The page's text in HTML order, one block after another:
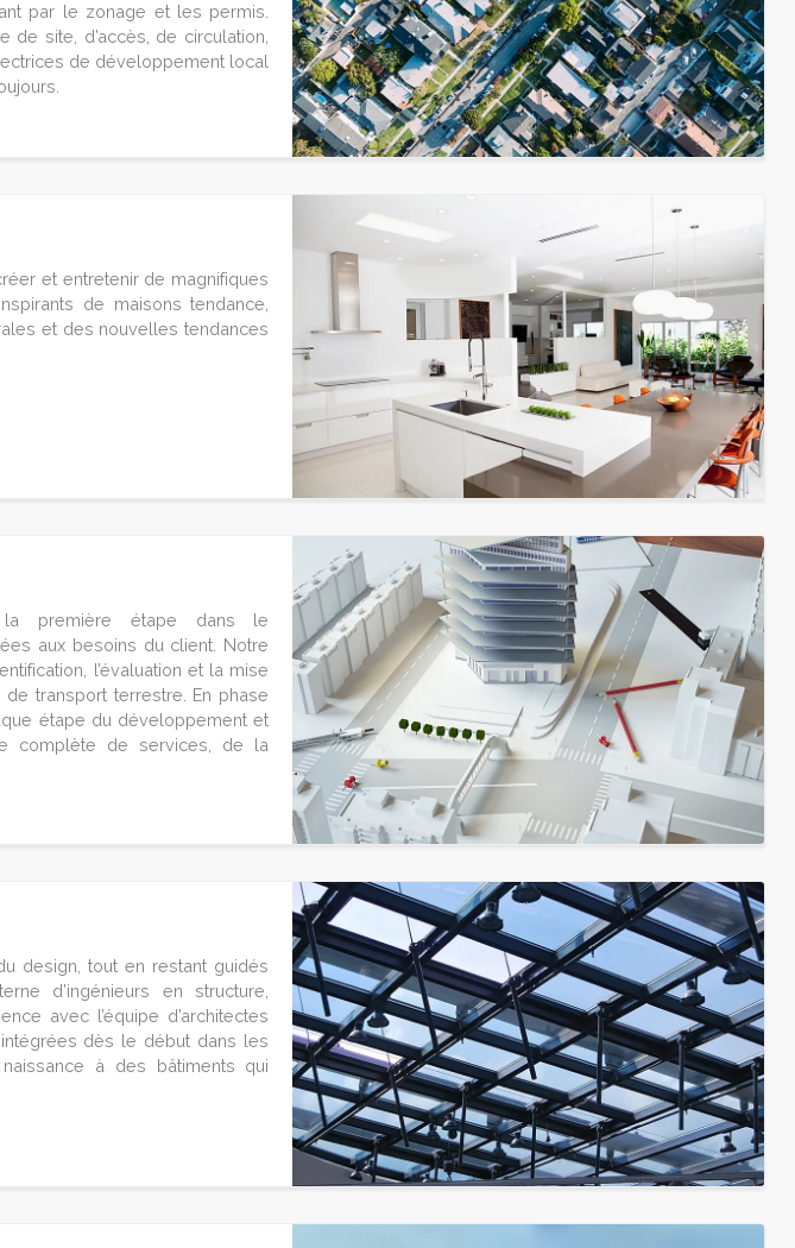
par le zonage et les permis.
de site, d’accès, de circulation,
de développement local
et entretenir de magnifiques
de maisons tendance,
et des nouvelles tendances
la première étape dans le
aux besoins du client. Notre
l’évaluation et la mise
transport terrestre. En phase
étape du développement et
complète de services, de la
design, tout en restant guidés
d’ingénieurs en structure,
avec l’équipe d’architectes
dès le début dans les
à des bâtiments qui